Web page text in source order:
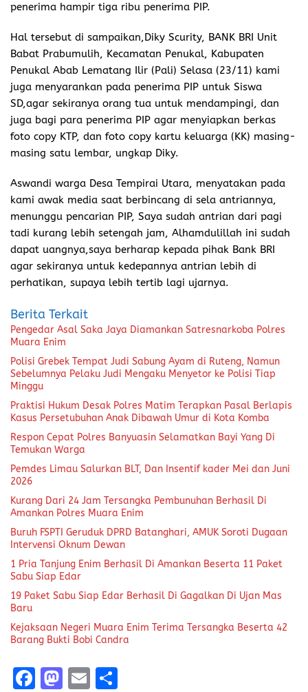
penerima hampir tiga ribu penerima PIP.
Hal tersebut di sampaikan,Diky Scurity, BANK BRI Unit
Babat Prabumulih, Kecamatan Penukal, Kabupaten
Penukal Abab Lematang Ilir (Pali) Selasa (23/11) kami
juga menyarankan pada penerima PIP untuk Siswa
SD,agar sekiranya orang tua untuk mendampingi, dan
juga bagi para penerima PIP agar menyiapkan berkas
foto copy KTP, dan foto copy kartu keluarga (KK) masing-
masing satu lembar, ungkap Diky.
Aswandi warga Desa Tempirai Utara, menyatakan pada
kami awak media saat berbincang di sela antriannya,
menunggu pencarian PIP, Saya sudah antrian dari pagi
tadi kurang lebih setengah jam, Alhamdulillah ini sudah
dapat uangnya,saya berharap kepada pihak Bank BRI
agar sekiranya untuk kedepannya antrian lebih di
perhatikan, supaya lebih tertib lagi ujarnya.
Berita Terkait
Pengedar Asal Saka Jaya Diamankan Satresnarkoba Polres
Muara Enim
Polisi Grebek Tempat Judi Sabung Ayam di Ruteng, Namun
Sebelumnya Pelaku Judi Mengaku Menyetor ke Polisi Tiap
Minggu
Praktisi Hukum Desak Polres Matim Terapkan Pasal Berlapis
Kasus Persetubuhan Anak Dibawah Umur di Kota Komba
Respon Cepat Polres Banyuasin Selamatkan Bayi Yang Di
Temukan Warga
Pemdes Limau Salurkan BLT, Dan Insentif kader Mei dan Juni
2026
Kurang Dari 24 Jam Tersangka Pembunuhan Berhasil Di
Amankan Polres Muara Enim
Buruh FSPTI Geruduk DPRD Batanghari, AMUK Soroti Dugaan
Intervensi Oknum Dewan
1 Pria Tanjung Enim Berhasil Di Amankan Beserta 11 Paket
Sabu Siap Edar
19 Paket Sabu Siap Edar Berhasil Di Gagalkan Di Ujan Mas
Baru
Kejaksaan Negeri Muara Enim Terima Tersangka Beserta 42
Barang Bukti Bobi Candra
F
M E